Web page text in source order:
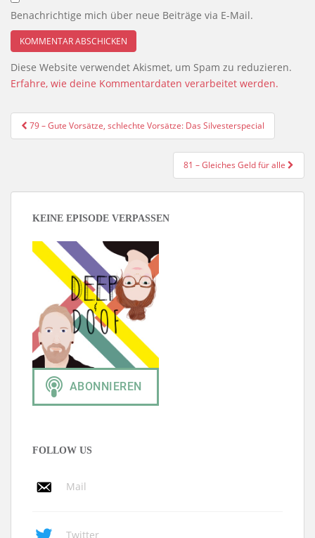
Benachrichtige mich über neue Beiträge via E-Mail.
Diese Website verwendet Akismet, um Spam zu reduzieren.
Erfahre, wie deine Kommentardaten verarbeitet werden.
Beitragsnavigation
79 – Gute Vorsätze, schlechte Vorsätze: Das Silvesterspecial
81 – Gleiches Geld für alle
KEINE EPISODE VERPASSEN
FOLLOW US
Mail
Twitter